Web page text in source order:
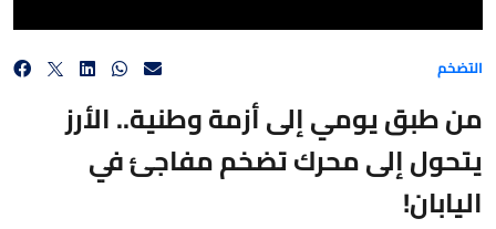
التضخم
من طبق يومي إلى أزمة وطنية.. الأرز
يتحول إلى محرك تضخم مفاجئ في
اليابان!